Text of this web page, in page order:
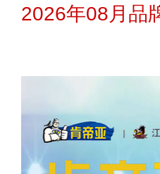
2026年08月品